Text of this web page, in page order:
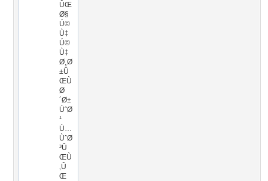
ÛŒ
Ø§
Ú©
Ù‡
Ú©
Ù‡
Ø¸Ø
±Û
ŒÙ
Ø
´Ø±
ÙˆØ
¹
Ù…
ÙˆØ
³Û
ŒÙ
‚Û
Œ